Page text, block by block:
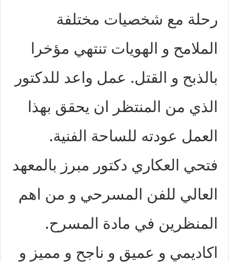
رحلة مع شخصيات مختلفة
الملامح و الهويات تنتهي مؤخرا
بالذبح و القتل. عمل واعد للدكتور
الذي من المنتظر ان يحقق بهذا
العمل عودته للساحة الفنية.
فتحي العكاري دكتور مبرز بالمعهد
العالي للفن المسرحي و من اهم
المنظرين في مادة المسرح.
اكاديمي و عميق و ناجح و مميز و